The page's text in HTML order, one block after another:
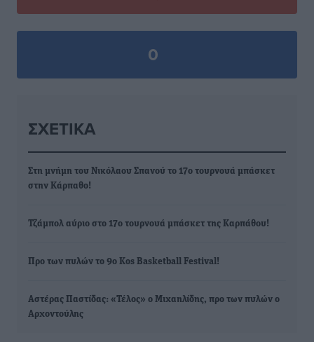
0
ΣΧΕΤΙΚΆ
Στη μνήμη του Νικόλαου Σπανού το 17ο τουρνουά μπάσκετ
στην Κάρπαθο!
Τζάμπολ αύριο στο 17ο τουρνουά μπάσκετ της Καρπάθου!
Προ των πυλών το 9ο Kos Basketball Festival!
Αστέρας Παστίδας: «Τέλος» ο Μιχαηλίδης, προ των πυλών ο
Αρχοντούλης